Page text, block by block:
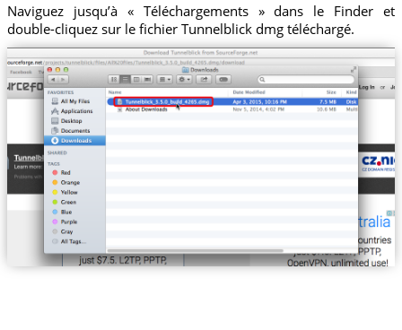
Naviguez jusqu’à « Téléchargements » dans le Finder et
double-cliquez sur le fichier Tunnelblick dmg téléchargé.